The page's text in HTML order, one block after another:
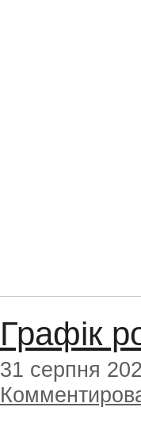
Графік
31 серпня